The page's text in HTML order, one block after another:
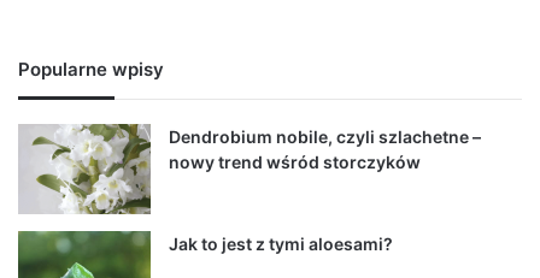
Popularne wpisy
Dendrobium nobile, czyli szlachetne –
nowy trend wśród storczyków
Jak to jest z tymi aloesami?